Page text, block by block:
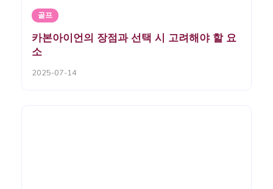
골프
카본아이언의 장점과 선택 시 고려해야 할 요
소
2025-07-14